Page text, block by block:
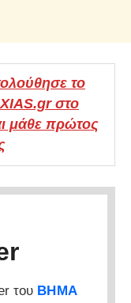
το
στο
μάθε πρώτος
του ΒΗΜΑ